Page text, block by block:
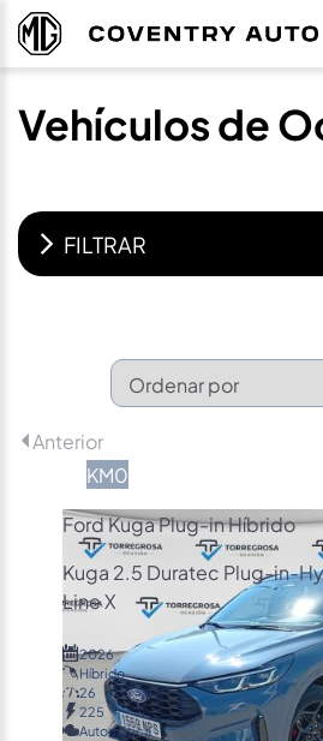
Vehículos de
FILTRAR
Anterior
KM0
Ford Kuga Plug-in Híbrido
Kuga 2.5 Duratec Plug-in-
Line X
2026
Híbrido
26
225
Automática